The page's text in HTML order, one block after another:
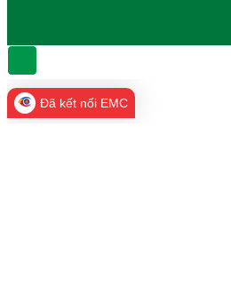
Đã kết nối EMC